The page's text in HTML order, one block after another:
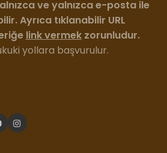
çoğu insan daha önce hiç
bu insanın ismini daha
fazla önemsemesidir.
insan o kadar kendisiyle
dikkatini veremez. O anda